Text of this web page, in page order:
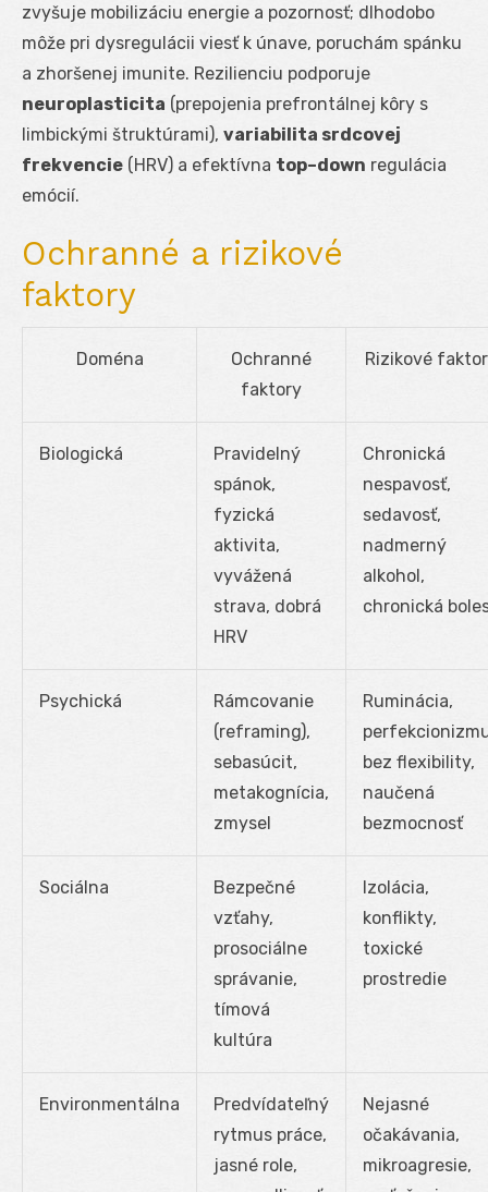
zvyšuje mobilizáciu energie a pozornosť; dlhodobo
môže pri dysregulácii viesť k únave, poruchám spánku
a zhoršenej imunite. Rezilienciu podporuje
neuroplasticita (prepojenia prefrontálnej kôry s
limbickými štruktúrami), variabilita srdcovej
frekvencie (HRV) a efektívna top–down regulácia
emócií.
Ochranné a rizikové
faktory
Doména
Ochranné
faktory
Rizikové
Biologická
Pravidelný
spánok,
fyzická
aktivita,
vyvážená
strava, dobrá
HRV
Chronická
nespavosť,
sedavosť,
nadmerný
alkohol,
chronická
Psychická
Rámcovanie
(reframing),
sebasúcit,
metakognícia,
zmysel
Ruminácia,
bez flexibility,
naučená
bezmocnosť
Sociálna
Bezpečné
vzťahy,
prosociálne
správanie,
tímová
kultúra
Izolácia,
konflikty,
toxické
prostredie
Environmentálna
Predvídateľný
rytmus práce,
jasné role,
Nejasné
očakávania,
mikroagresie,